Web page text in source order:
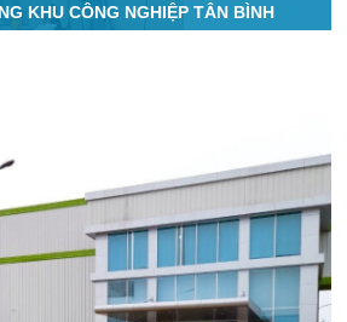
KHU CÔNG NGHIỆP TÂN BÌNH